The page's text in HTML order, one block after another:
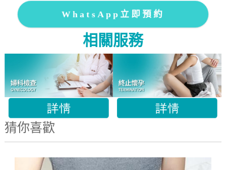
WhatsApp立即預約
相關服務
猜你喜歡